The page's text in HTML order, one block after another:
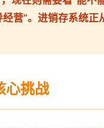
营”。进销存系统正
心挑战